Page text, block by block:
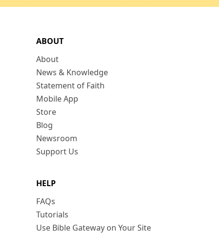
ABOUT
About
News & Knowledge
Statement of Faith
Mobile App
Store
Blog
Newsroom
Support Us
HELP
FAQs
Tutorials
Use Bible Gateway on Your Site